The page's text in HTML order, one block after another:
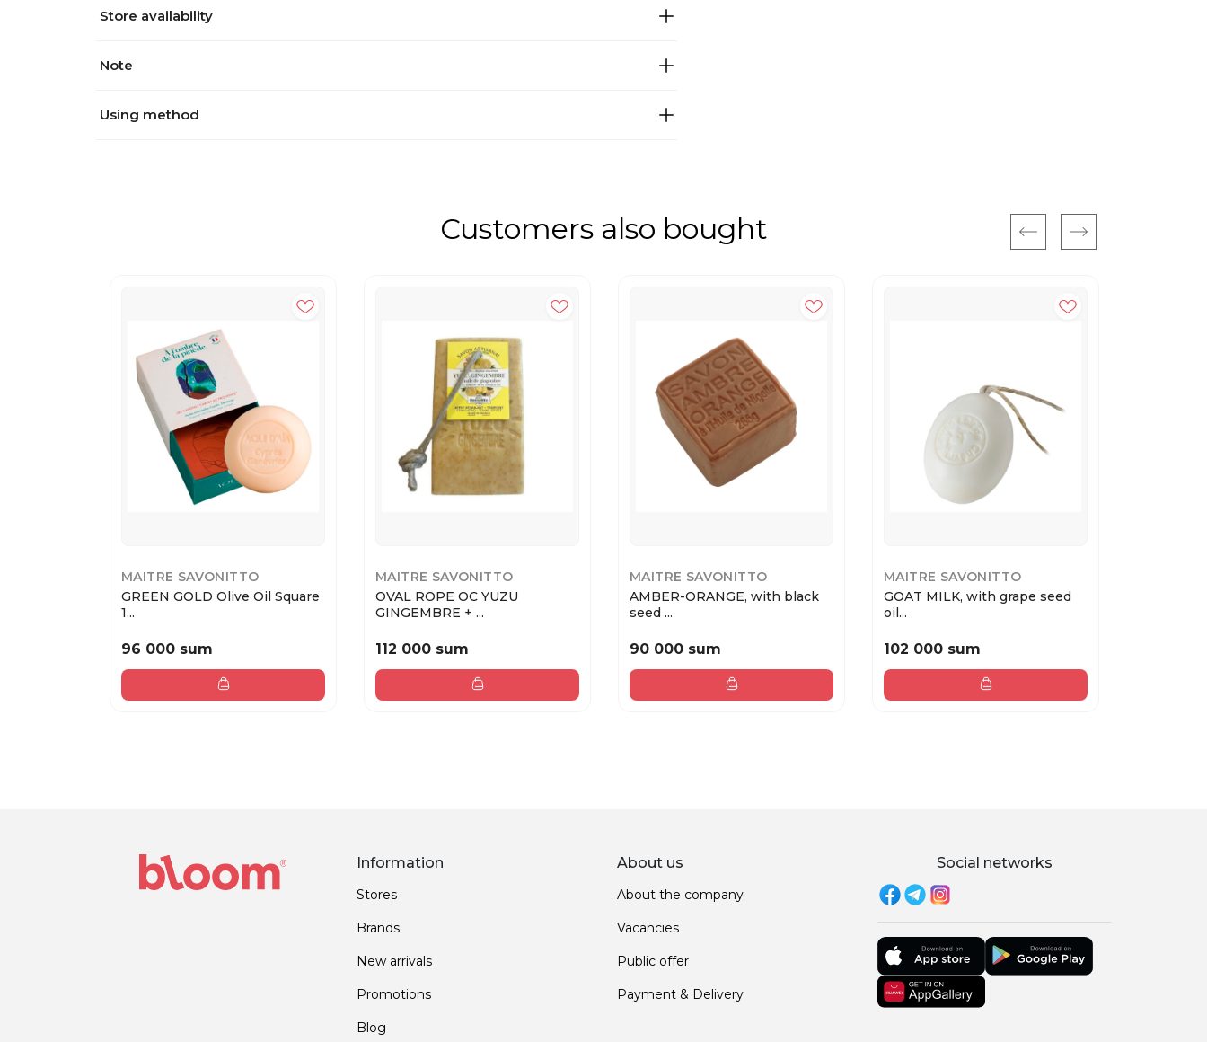
Store availability
Note
Using method
Customers also bought
MAITRE SAVONITTO
GREEN GOLD Olive Oil Square
1...
96 000 sum
MAITRE SAVONITTO
OVAL ROPE OC YUZU
GINGEMBRE + ...
112 000 sum
MAITRE SAVONITTO
AMBER-ORANGE, with black
seed ...
90 000 sum
MAITRE SAVONITTO
GOAT MILK, with grape seed
oil...
102 000 sum
Information
Stores
Brands
New arrivals
Promotions
Blog
About us
About the company
Vacancies
Public offer
Payment & Delivery
Social networks